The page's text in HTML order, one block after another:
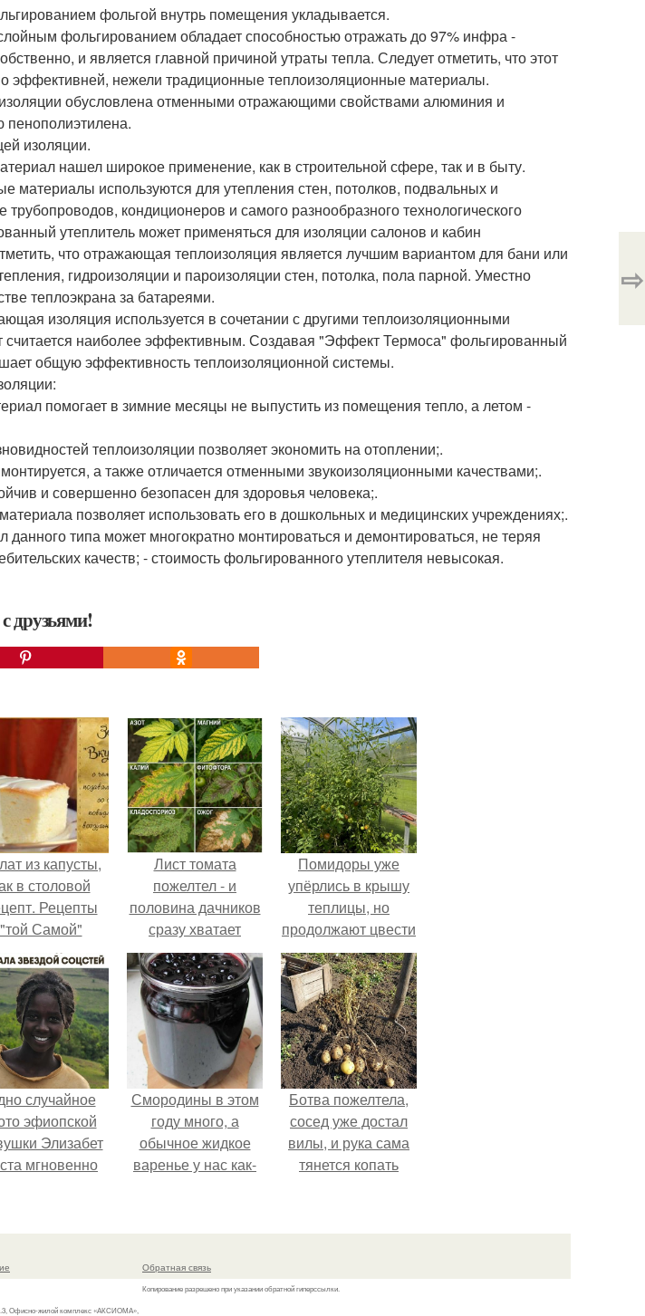
фольгой внутрь помещения укладывается.
фольгированием обладает способностью отражать до 97% инфра -
и является главной причиной утраты тепла. Следует отметить, что этот
эффективней, нежели традиционные теплоизоляционные материалы.
обусловлена отменными отражающими свойствами алюминия и
пенополиэтилена.
изоляции.
нашел широкое применение, как в строительной сфере, так и в быту.
материалы используются для утепления стен, потолков, подвальных и
кондиционеров и самого разнообразного технологического
утеплитель может применяться для изоляции салонов и кабин
что отражающая теплоизоляция является лучшим вариантом для бани или
гидроизоляции и пароизоляции стен, потолка, пола парной. Уместно
теплоэкрана за батареями.
изоляция используется в сочетании с другими теплоизоляционными
наиболее эффективным. Создавая "Эффект Термоса" фольгированный
общую эффективность теплоизоляционной системы.
помогает в зимние месяцы не выпустить из помещения тепло, а летом -
теплоизоляции позволяет экономить на отоплении;.
а также отличается отменными звукоизоляционными качествами;.
и совершенно безопасен для здоровья человека;.
позволяет использовать его в дошкольных и медицинских учреждениях;.
типа может многократно монтироваться и демонтироваться, не теряя
качеств; - стоимость фольгированного утеплителя невысокая.
друзьями!
⇨
из капусты,
в столовой
Рецепты
"той Самой"
еды из
детства?
Лист томата
пожелтел - и
половина дачников
сразу хватает
удобрение.
Помидоры уже
упёрлись в крышу
теплицы, но
продолжают цвести
как сумасшедшие?
случайное
эфиопской
Элизабет
мгновенно
её новой
Смородины в этом
году много, а
обычное жидкое
варенье у нас как-
Ботва пожелтела,
сосед уже достал
вилы, и рука сама
тянется копать
Офисно-жилой комплекс «АКСИОМА»,
Обратная связь
Копирование разрешено при указании обратной гиперссылки.